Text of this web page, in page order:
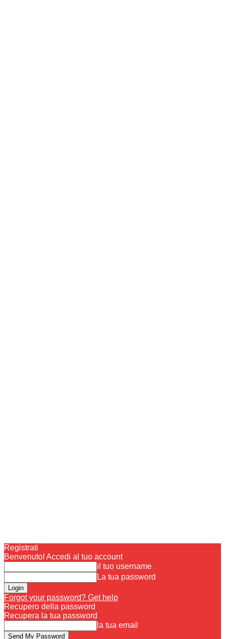
Registrati
Benvenuto! Accedi al tuo account
il tuo username
La tua password
Forgot your password? Get help
Recupero della password
Recupera la tua password
la tua email